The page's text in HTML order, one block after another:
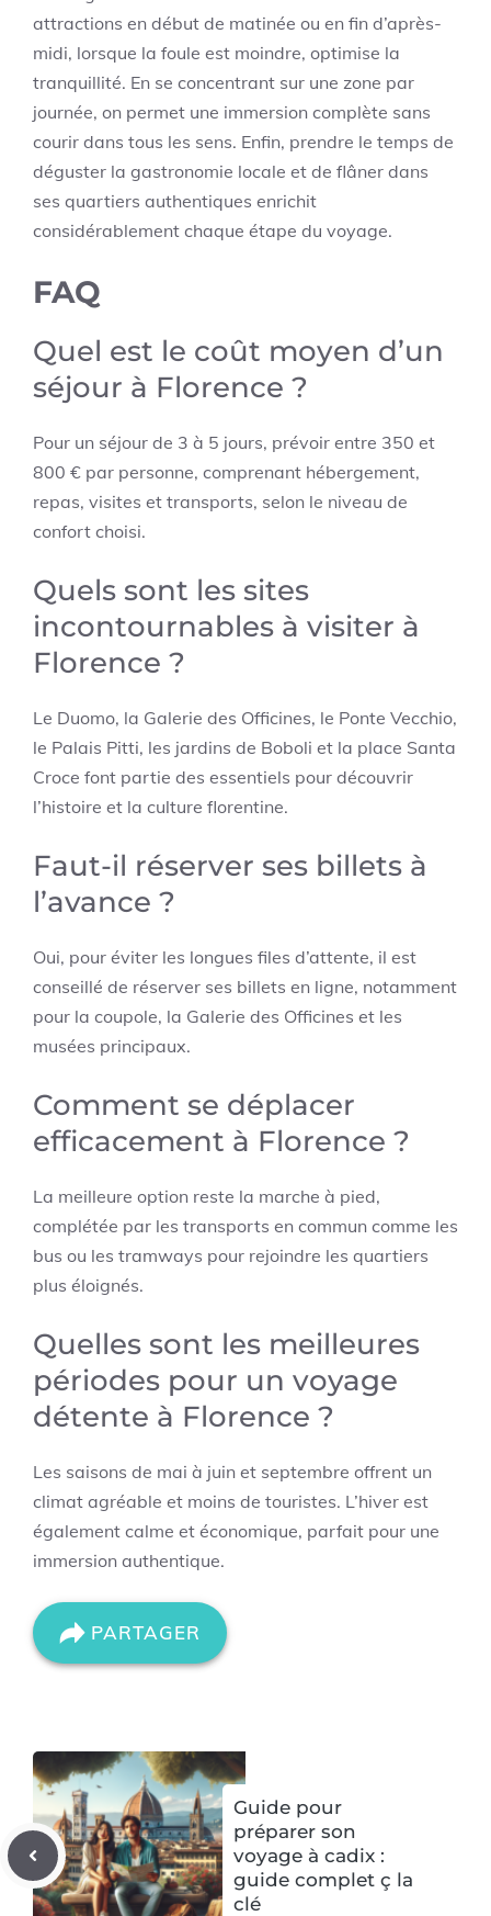
attractions en début de matinée ou en fin d’après-
midi, lorsque la foule est moindre, optimise la
tranquillité. En se concentrant sur une zone par
journée, on permet une immersion complète sans
courir dans tous les sens. Enfin, prendre le temps de
déguster la gastronomie locale et de flâner dans
ses quartiers authentiques enrichit
considérablement chaque étape du voyage.
FAQ
Quel est le coût moyen d’un
séjour à Florence ?
Pour un séjour de 3 à 5 jours, prévoir entre 350 et
800 € par personne, comprenant hébergement,
repas, visites et transports, selon le niveau de
confort choisi.
Quels sont les sites
incontournables à visiter à
Florence ?
Le Duomo, la Galerie des Officines, le Ponte Vecchio,
le Palais Pitti, les jardins de Boboli et la place Santa
Croce font partie des essentiels pour découvrir
l’histoire et la culture florentine.
Faut-il réserver ses billets à
l’avance ?
Oui, pour éviter les longues files d’attente, il est
conseillé de réserver ses billets en ligne, notamment
pour la coupole, la Galerie des Officines et les
musées principaux.
Comment se déplacer
efficacement à Florence ?
La meilleure option reste la marche à pied,
complétée par les transports en commun comme les
bus ou les tramways pour rejoindre les quartiers
plus éloignés.
Quelles sont les meilleures
périodes pour un voyage
détente à Florence ?
Les saisons de mai à juin et septembre offrent un
climat agréable et moins de touristes. L’hiver est
également calme et économique, parfait pour une
immersion authentique.
PARTAGER
Guide pour
préparer son
voyage à cadix :
guide complet ç la
clé